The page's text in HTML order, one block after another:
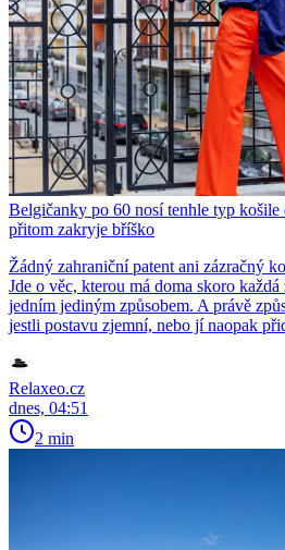
Belgičanky po 60 nosí tenhle typ košile
přitom zakryje bříško
Žádný zahraniční patent ani zázračný
Jde o věc, kterou má doma skoro
jedním jediným způsobem. A právě
jestli postavu zjemní, nebo jí naopak
Relaxeo.cz
dnes, 04:51
2 min